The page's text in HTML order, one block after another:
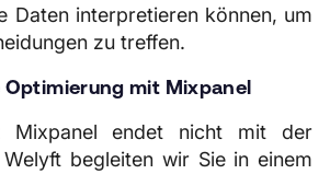
Daten interpretieren können, um
zu treffen.
mit Mixpanel
Mixpanel endet nicht mit der
begleiten wir Sie in einem